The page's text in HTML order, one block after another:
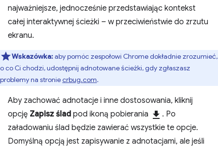
najważniejsze, jednocześnie przedstawiając kontekst
całej interaktywnej ścieżki – w przeciwieństwie do zrzutu
ekranu.
Wskazówka:aby pomóc zespołowi Chrome dokładnie zrozumieć,
o co Ci chodzi, udostępnij adnotowane ścieżki, gdy zgłaszasz
problemy na stroniecrbug.com.
Aby zachować adnotacje i inne dostosowania, kliknij
opcję Zapisz ślad pod ikoną pobierania download . Po
załadowaniu ślad będzie zawierać wszystkie te opcje.
Domyślną opcją jest zapisywanie z adnotacjami, ale jeśli